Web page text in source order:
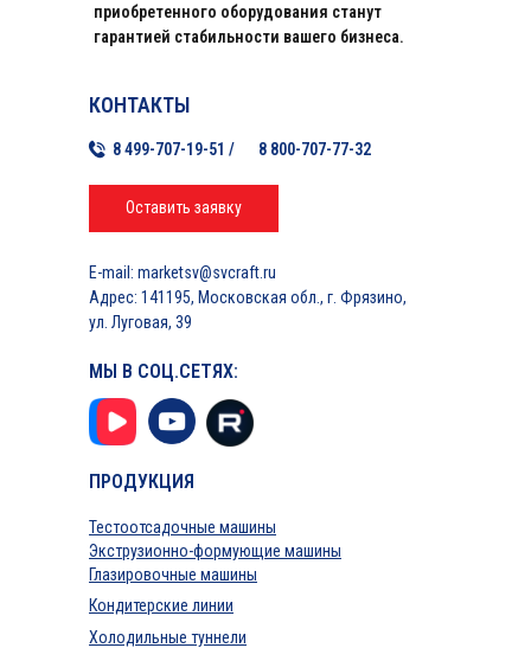
приобретенного оборудования станут
гарантией стабильности вашего бизнеса.
ПРОДУКЦИЯ
Оставить заявку
Тестоотсадочные машины
Экструзионно-формующие машины
Глазировочные машины
Холодильные туннели
Кондитерские линии
КОНТАКТЫ
8 499-707-19-51 /
МЫ В СОЦ.СЕТЯХ:
E-mail: marketsv@svcraft.ru
Адрес: 141195, Московская обл., г. Фрязино,
ул. Луговая, 39
8 800-707-77-32